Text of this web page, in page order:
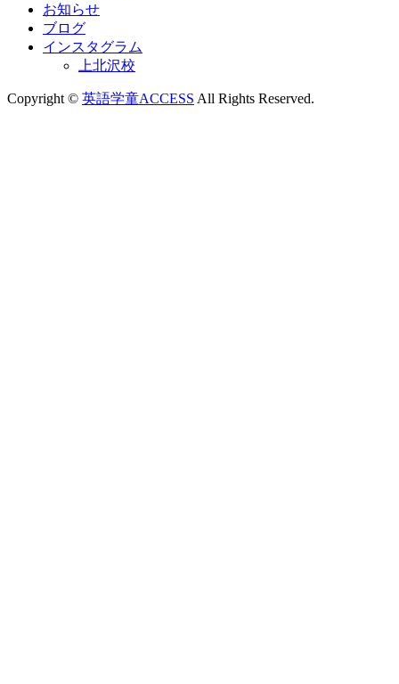
お知らせ
ブログ
インスタグラム
上北沢校
Copyright © 英語学童ACCESS All Rights Reserved.